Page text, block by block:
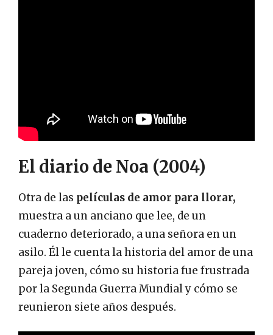
El diario de Noa (2004)
Otra de las películas de amor para llorar,
muestra a un anciano que lee, de un
cuaderno deteriorado, a una señora en un
asilo. Él le cuenta la historia del amor de una
pareja joven, cómo su historia fue frustrada
por la Segunda Guerra Mundial y cómo se
reunieron siete años después.